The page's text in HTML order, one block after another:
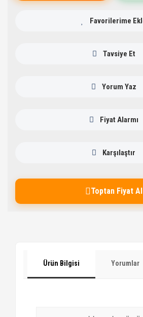
Tavsiye Et
Yorum Yaz
Fiyat Alarmı
Karşılaştır
Toptan Fiyat Al
Ürün Bilgisi Yorumlar